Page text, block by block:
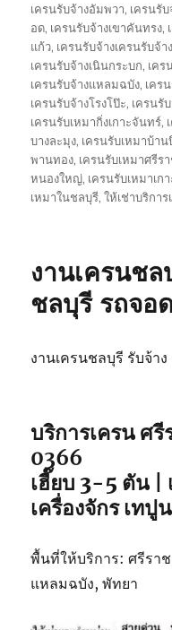
เครนรับจ้างอัมพวา, เครนรั
อด, เครนรับจ้างเขาคันทรง,
แก้ว, เครนรับจ้างเครนรับจ้
เครนรับจ้างเนินกระบก, เคร
เครนรับจ้างแหลมฉบัง, เคร
เครนรับจ้างโรงโป๊ะ, เครนรั
เครนรับเหมากิ่งเกาะจันทร์,
บางละมุง, เครนรับเหมาบ้าน
พานทอง, เครนรับเหมาศรีร
หนองใหญ่, เครนรับเหมาเก
เหมาในชลบุรี,ให้เช่าบริกา
งานเครนชล
ชลบุรี รถจอ
งานเครนชลบุรี รับจ้าง
บริการเครน
0366
เฮี๊ยบ 3-5 ตัน |
เครื่องจักร เท
พื้นที่ให้บริการ: ศรีรา
แหลมฉบัง, พัทยา